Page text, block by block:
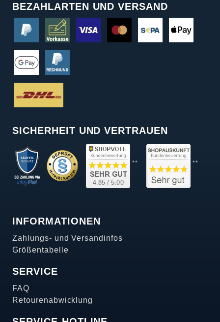
BEZAHLARTEN UND VERSAND
SICHERHEIT UND VERTRAUEN
** **
INFORMATIONEN
Zahlungs- und Versandinfos
Größentabelle
SERVICE
FAQ
Retourenabwicklung